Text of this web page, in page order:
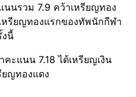
นนรวม 7.9 คว้าเหรียญทอง
หรียญทองแรกของทัพนักกีฬา
งนี้
ะแนน 7.18 ได้เหรียญเงิน
ยญทองแดง